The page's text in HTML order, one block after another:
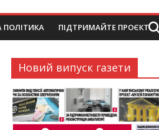
ПОЛІТИКА ПІДТРИМАЙТЕ ПРОЄКТ
Новий випуск газети